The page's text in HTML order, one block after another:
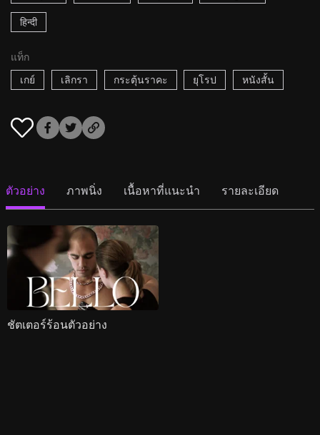
हिन्दी
แท็ก
เกย์
เลิกรา กระตุ้นราคะ ยุโรป หนังสั้น
ตัวอย่าง ภาพนิ่ง เนื้อหาที่แนะนำ รายละเอียด
ชัตเตอร์ร้อนตัวอย่าง